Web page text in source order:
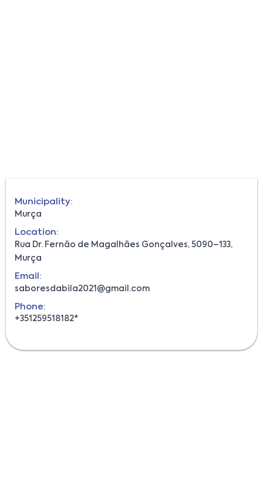
Municipality:
Murça
Location:
Rua Dr. Fernão de Magalhães Gonçalves, 5090–133,
Murça
Email:
saboresdabila2021@gmail.com
Phone:
+351259518182*